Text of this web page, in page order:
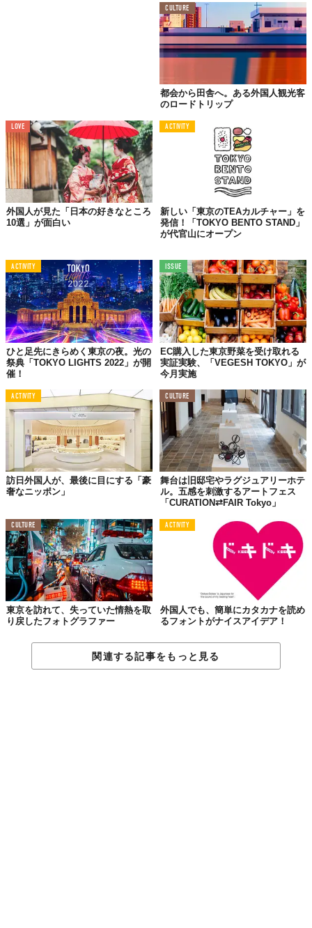
03.
ストリートファイター
04.
スクランブル交差点
CULTURE
都会から田舎へ。ある外国人観光客
のロードトリップ
LOVE
外国人が見た「日本の好きなところ
10選」が面白い
ACTIVITY
新しい「東京のTEAカルチャー」を
発信！「TOKYO BENTO STAND」
が代官山にオープン
ACTIVITY
ひと足先にきらめく東京の夜。光の
祭典「TOKYO LIGHTS 2022」が開
催！
ISSUE
EC購入した東京野菜を受け取れる
実証実験、「VEGESH TOKYO」が
今月実施
ACTIVITY
訪日外国人が、最後に目にする「豪
奢なニッポン」
CULTURE
舞台は旧邸宅やラグジュアリーホテ
ル。五感を刺激するアートフェス
「CURATION⇄FAIR Tokyo」
CULTURE
東京を訪れて、失っていた情熱を取
り戻したフォトグラファー
ACTIVITY
外国人でも、簡単にカタカナを読め
るフォントがナイスアイデア！
関連する記事をもっと見る